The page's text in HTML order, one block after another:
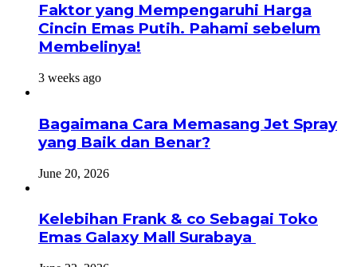
Faktor yang Mempengaruhi Harga
Cincin Emas Putih. Pahami sebelum
Membelinya!
3 weeks ago
Bagaimana Cara Memasang Jet Spray
yang Baik dan Benar?
June 20, 2026
Kelebihan Frank & co Sebagai Toko
Emas Galaxy Mall Surabaya